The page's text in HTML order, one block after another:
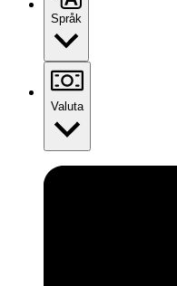
Språk
Valuta